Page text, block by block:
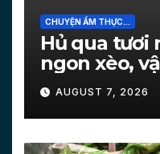
CHUYỆN ẨM THỰC...
Hủ qua tươi
ngon xèo,
[PICTURES]
AUGUST 7, 2026